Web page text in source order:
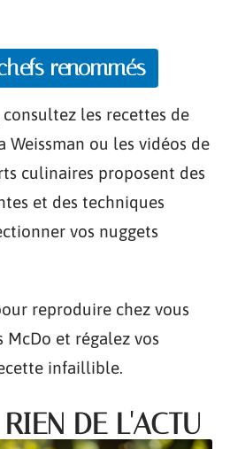
renommés
les recettes de
Weissman ou les vidéos de
culinaires proposent des
et des techniques
vos nuggets
reproduire chez vous
McDo et régalez vos
infaillible.
DE L'ACTU